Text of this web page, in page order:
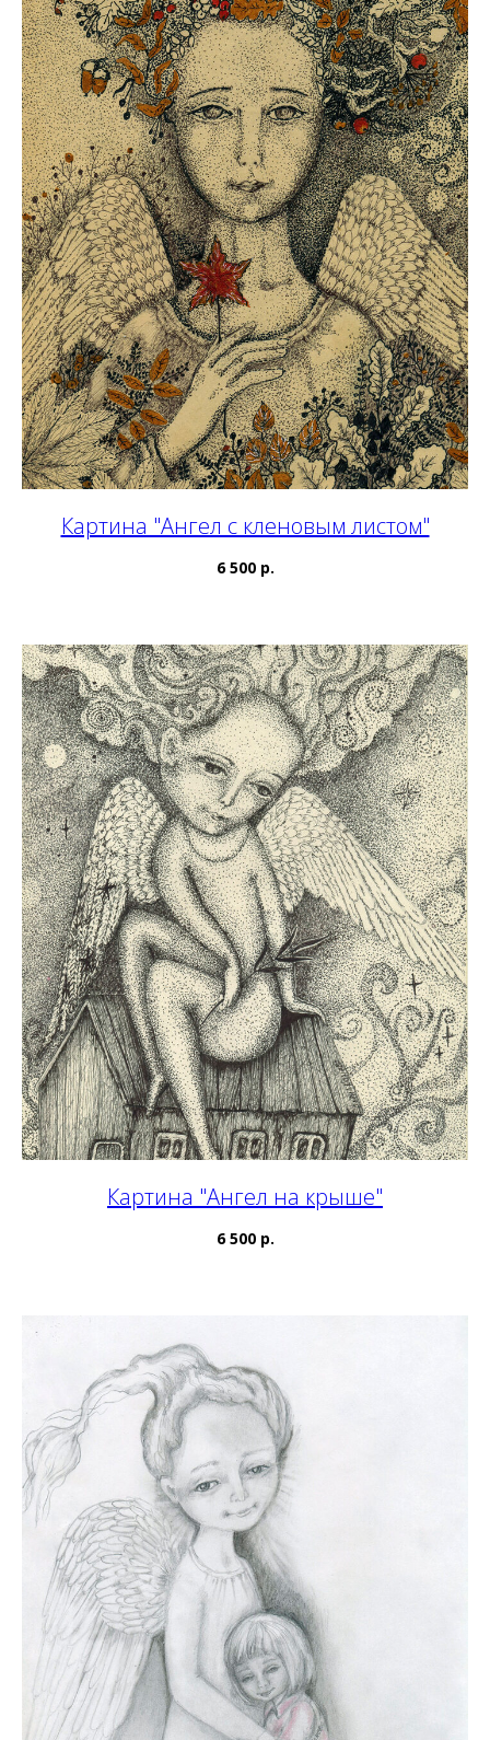
Картина "Ангел с кленовым листом"
6 500 р.
Картина "Ангел на крыше"
6 500 р.